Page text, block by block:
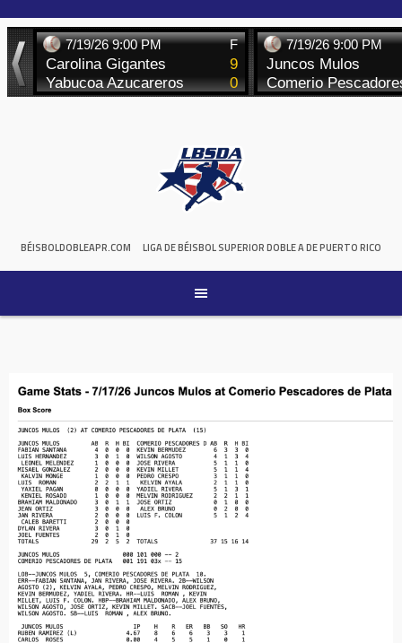
to
content
BÉISBOLDOBLEAPR.COM LIGA DE BÉISBOL SUPERIOR DOBLE A DE PUERTO RICO